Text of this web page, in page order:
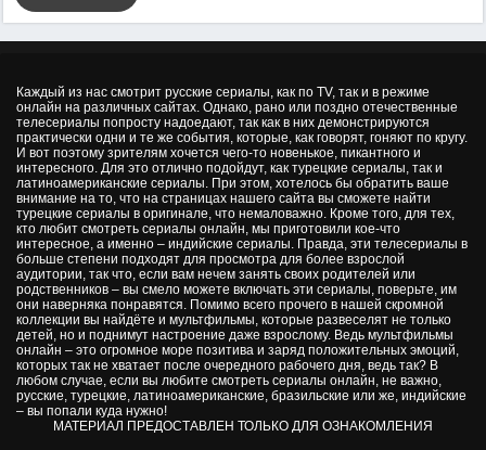
Каждый из нас смотрит русские сериалы, как по TV, так и в режиме
онлайн на различных сайтах. Однако, рано или поздно отечественные
телесериалы попросту надоедают, так как в них демонстрируются
практически одни и те же события, которые, как говорят, гоняют по кругу.
И вот поэтому зрителям хочется чего-то новенькое, пикантного и
интересного. Для это отлично подойдут, как турецкие сериалы, так и
латиноамериканские сериалы. При этом, хотелось бы обратить ваше
внимание на то, что на страницах нашего сайта вы сможете найти
турецкие сериалы в оригинале, что немаловажно. Кроме того, для тех,
кто любит смотреть сериалы онлайн, мы приготовили кое-что
интересное, а именно – индийские сериалы. Правда, эти телесериалы в
больше степени подходят для просмотра для более взрослой
аудитории, так что, если вам нечем занять своих родителей или
родственников – вы смело можете включать эти сериалы, поверьте, им
они наверняка понравятся. Помимо всего прочего в нашей скромной
коллекции вы найдёте и мультфильмы, которые развеселят не только
детей, но и поднимут настроение даже взрослому. Ведь мультфильмы
онлайн – это огромное море позитива и заряд положительных эмоций,
которых так не хватает после очередного рабочего дня, ведь так? В
любом случае, если вы любите смотреть сериалы онлайн, не важно,
русские, турецкие, латиноамериканские, бразильские или же, индийские
– вы попали куда нужно!
МАТЕРИАЛ ПРЕДОСТАВЛЕН ТОЛЬКО ДЛЯ ОЗНАКОМЛЕНИЯ